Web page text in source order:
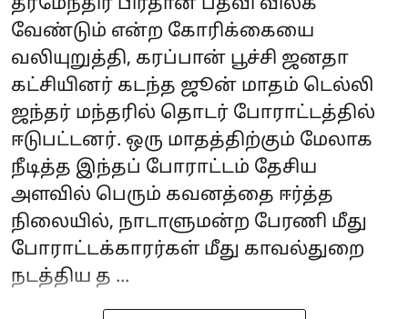
வேண்டும் என்ற கோரிக்கையை
வலியுறுத்தி, கரப்பான் பூச்சி ஜனதா
கட்சியினர் கடந்த ஜூன் மாதம் டெல்லி
ஜந்தர் மந்தரில் தொடர் போராட்டத்தில்
ஈடுபட்டனர். ஒரு மாதத்திற்கும் மேலாக
நீடித்த இந்தப் போராட்டம் தேசிய
அளவில் பெரும் கவனத்தை ஈர்த்த
நிலையில், நாடாளுமன்ற பேரணி மீது
போராட்டக்காரர்கள் மீது காவல்துறை
நடத்திய த ...